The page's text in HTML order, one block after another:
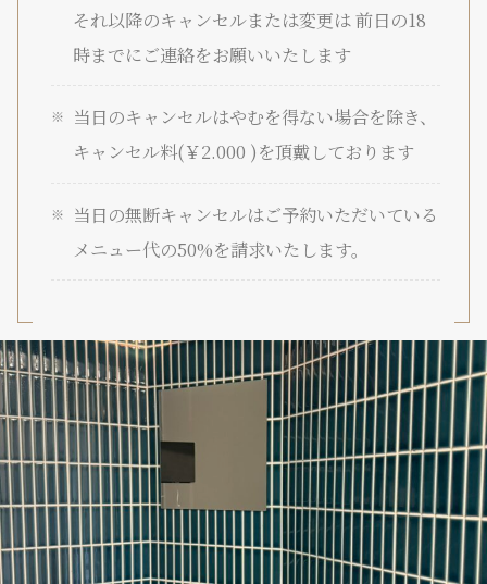
それ以降のキャンセルまたは変更は 前日の18
時までにご連絡をお願いいたします
当日のキャンセルはやむを得ない場合を除き、
キャンセル料(￥2.000 )を頂戴しております
当日の無断キャンセルはご予約いただいている
メニュー代の50%を請求いたします。